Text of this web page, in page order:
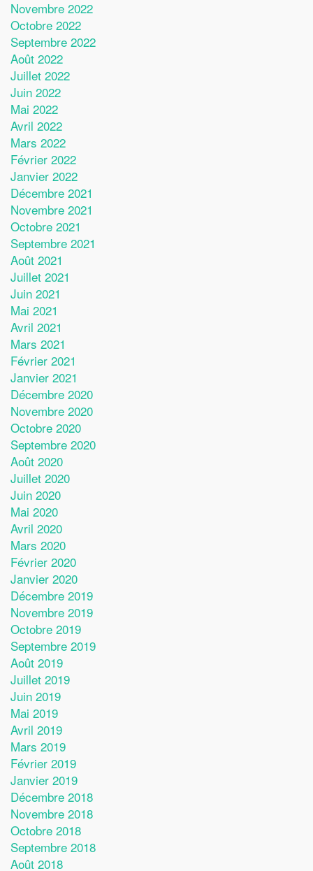
Novembre 2022
Octobre 2022
Septembre 2022
Août 2022
Juillet 2022
Juin 2022
Mai 2022
Avril 2022
Mars 2022
Février 2022
Janvier 2022
Décembre 2021
Novembre 2021
Octobre 2021
Septembre 2021
Août 2021
Juillet 2021
Juin 2021
Mai 2021
Avril 2021
Mars 2021
Février 2021
Janvier 2021
Décembre 2020
Novembre 2020
Octobre 2020
Septembre 2020
Août 2020
Juillet 2020
Juin 2020
Mai 2020
Avril 2020
Mars 2020
Février 2020
Janvier 2020
Décembre 2019
Novembre 2019
Octobre 2019
Septembre 2019
Août 2019
Juillet 2019
Juin 2019
Mai 2019
Avril 2019
Mars 2019
Février 2019
Janvier 2019
Décembre 2018
Novembre 2018
Octobre 2018
Septembre 2018
Août 2018